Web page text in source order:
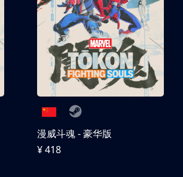
漫威斗魂 - 豪华版
¥ 418